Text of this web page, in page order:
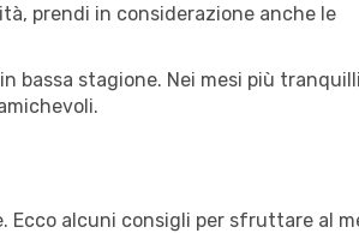
prendi in considerazione anche le
bassa stagione. Nei mesi più
Ecco alcuni consigli per sfruttare al